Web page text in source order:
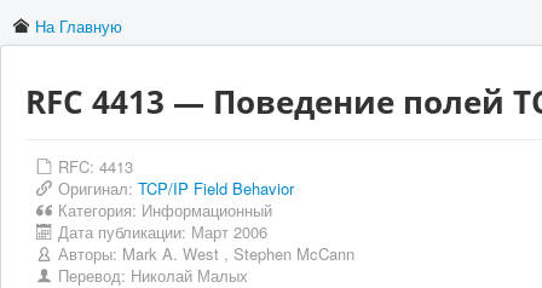
На Главную
RFC 4413 — Поведение полей
RFC: 4413
Оригинал: TCP/IP Field Behavior
Категория: Информационный
Дата публикации: Март 2006
Авторы: Mark A. West , Stephen McCann
Перевод: Николай Малых